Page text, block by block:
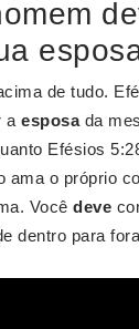
de tudo.
a esposada
Efésios
ama o próprio
Você deve
dentro para